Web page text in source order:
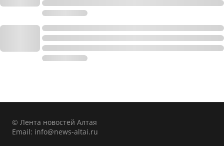
© Лента новостей Алтая
Email: info@news-altai.ru